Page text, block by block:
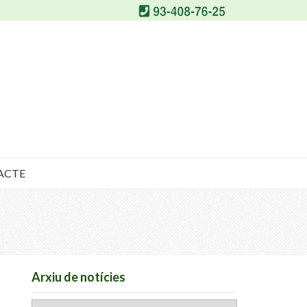
Arxiu de notícies